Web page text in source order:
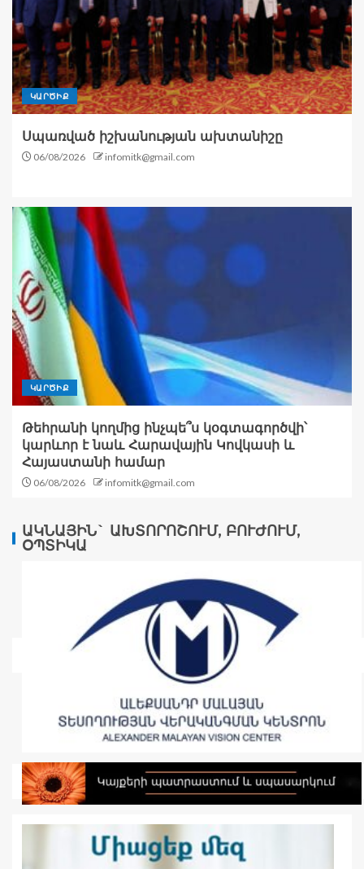
ԿԱՐԾԻՔ
Սպառված իշխանության ախտանիշը
06/08/2026 infomitk@gmail.com
ԿԱՐԾԻՔ
Թեհրանի կողմից ինչպե՞ս կօգտագործվի՝
կարևոր է նաև Հարավային Կովկասի և
Հայաստանի համար
06/08/2026 infomitk@gmail.com
ԱԿՆԱՅԻՆ` ԱԽՏՈՐՈՇՈՒՄ, ԲՈՒԺՈՒՄ,
ՕՊՏԻԿԱ